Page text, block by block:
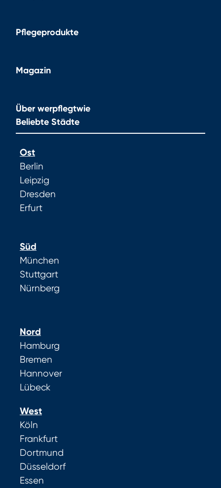
Pflegeprodukte
Magazin
Über werpflegtwie
Beliebte Städte
Ost
Berlin
Leipzig
Dresden
Erfurt
Süd
München
Stuttgart
Nürnberg
Nord
Hamburg
Bremen
Hannover
Lübeck
West
Köln
Frankfurt
Dortmund
Düsseldorf
Essen